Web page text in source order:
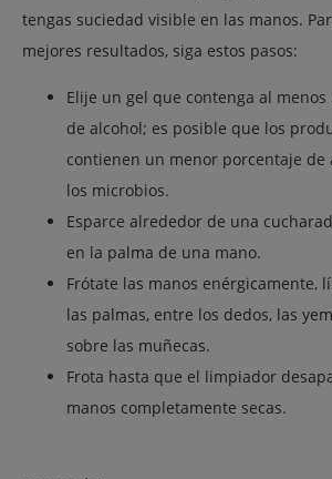
tengas suciedad visible en las manos.
mejores resultados, siga estos pasos:
Elije un gel que contenga al
de alcohol; es posible que los
contienen un menor porcentaje de
los microbios.
Esparce alrededor de una
en la palma de una mano.
Frótate las manos enérgicamente,
las palmas, entre los dedos, las
sobre las muñecas.
Frota hasta que el limpiador
manos completamente secas.